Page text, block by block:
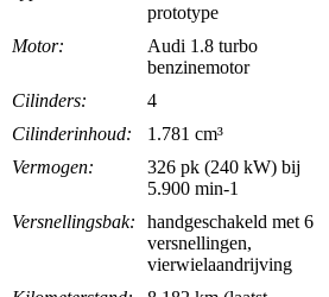
prototype
Motor:
Audi 1.8 turbo
benzinemotor
Cilinders:
4
Cilinderinhoud:
1.781 cm³
Vermogen:
326 pk (240 kW) bij
5.900 min-1
Versnellingsbak:
handgeschakeld met 6
versnellingen,
vierwielaandrijving